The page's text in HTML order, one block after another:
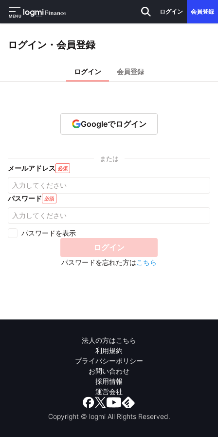
MENU
ログイン 会員登録
ログイン・会員登録
ログイン 会員登録
Googleでログイン
または
メールアドレス 必須
パスワード 必須
パスワードを表示
ログイン
パスワードを忘れた方はこちら
法人の方はこちら
利用規約
プライバシーポリシー
お問い合わせ
採用情報
運営会社
Copyright © logmi All Rights Reserved.